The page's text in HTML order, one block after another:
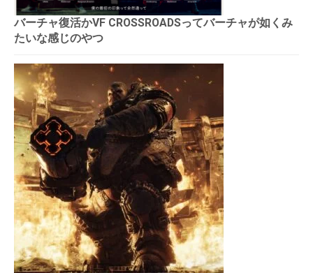
バーチャ復活かVF CROSSROADSってバーチャが如くみ
たいな感じのやつ